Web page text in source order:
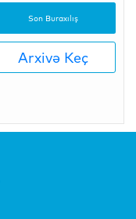
Son Buraxılış
Arxivə Keç